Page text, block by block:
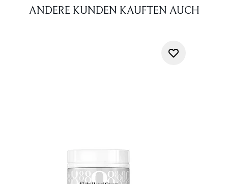
ANDERE KUNDEN KAUFTEN AUCH